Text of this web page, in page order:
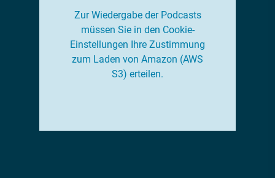
Zur Wiedergabe der Podcasts
müssen Sie in den Cookie-
Einstellungen Ihre Zustimmung
zum Laden von Amazon (AWS
S3) erteilen.